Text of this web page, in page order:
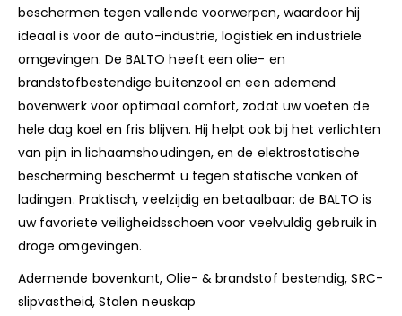
beschermen tegen vallende voorwerpen, waardoor hij
ideaal is voor de auto-industrie, logistiek en industriële
omgevingen. De BALTO heeft een olie- en
brandstofbestendige buitenzool en een ademend
bovenwerk voor optimaal comfort, zodat uw voeten de
hele dag koel en fris blijven. Hij helpt ook bij het verlichten
van pijn in lichaamshoudingen, en de elektrostatische
bescherming beschermt u tegen statische vonken of
ladingen. Praktisch, veelzijdig en betaalbaar: de BALTO is
uw favoriete veiligheidsschoen voor veelvuldig gebruik in
droge omgevingen.
Ademende bovenkant, Olie- & brandstof bestendig, SRC-
slipvastheid, Stalen neuskap